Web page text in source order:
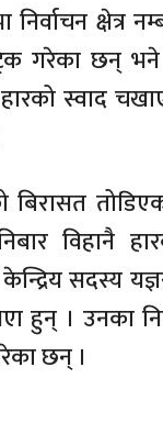
निर्वाचन
गरेका छन्
स्वाद
विहानै
सदस्य
। उनका
छन् ।